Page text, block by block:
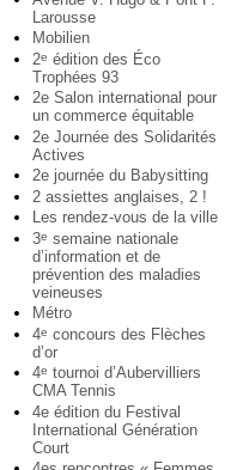
Larousse
Mobilien
2e édition des Éco
Trophées 93
2e Salon international pour
un commerce équitable
2e Journée des Solidarités
Actives
2e journée du Babysitting
2 assiettes anglaises, 2 !
Les rendez-vous de la ville
3e semaine nationale
d’information et de
prévention des maladies
veineuses
Métro
4e concours des Flèches
d’or
4e tournoi d’Aubervilliers
CMA Tennis
4e édition du Festival
International Génération
Court